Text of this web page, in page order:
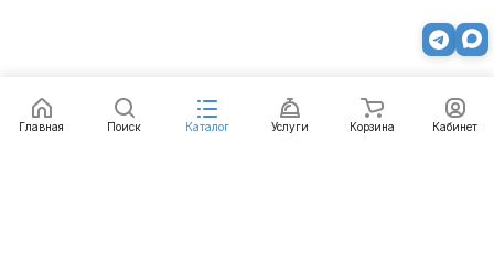
Главная Поиск Каталог Услуги Корзина Кабинет